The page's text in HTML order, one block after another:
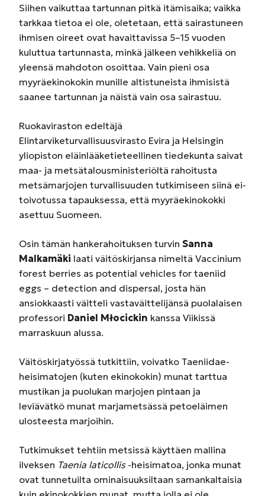
Siihen vaikuttaa tartunnan pitkä itämisaika; vaikka
tarkkaa tietoa ei ole, oletetaan, että sairastuneen
ihmisen oireet ovat havaittavissa 5–15 vuoden
kuluttua tartunnasta, minkä jälkeen vehikkeliä on
yleensä mahdoton osoittaa. Vain pieni osa
myyräekinokokin munille altistuneista ihmisistä
saanee tartunnan ja näistä vain osa sairastuu.
Ruokaviraston edeltäjä
Elintarviketurvallisuusvirasto Evira ja Helsingin
yliopiston eläinlääketieteellinen tiedekunta saivat
maa- ja metsätalousministeriöltä rahoitusta
metsämarjojen turvallisuuden tutkimiseen siinä ei-
toivotussa tapauksessa, että myyräekinokokki
asettuu Suomeen.
Osin tämän hankerahoituksen turvin Sanna
Malkamäki laati väitöskirjansa nimeltä Vaccinium
forest berries as potential vehicles for taeniid
eggs – detection and dispersal, josta hän
ansiokkaasti väitteli vastaväittelijänsä puolalaisen
professori Daniel Młocickin kanssa Viikissä
marraskuun alussa.
Väitöskirjatyössä tutkittiin, voivatko Taeniidae-
heisimatojen (kuten ekinokokin) munat tarttua
mustikan ja puolukan marjojen pintaan ja
leviävätkö munat marjametsässä petoeläimen
ulosteesta marjoihin.
Tutkimukset tehtiin metsissä käyttäen mallina
ilveksen Taenia laticollis-heisimatoa, jonka munat
ovat tunnetuilta ominaisuuksiltaan samankaltaisia